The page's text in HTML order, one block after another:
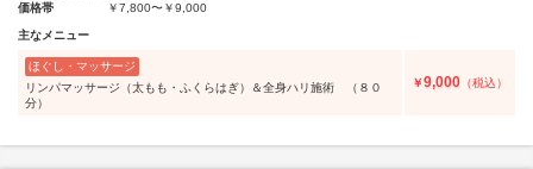
価格帯
￥7,800〜￥9,000
主なメニュー
ほぐし・マッサージ
リンパマッサージ（太もも・ふくらはぎ）＆全身ハリ施術 （８０
分）
￥9,000 （税込）